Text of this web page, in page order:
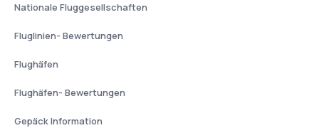
Nationale Fluggesellschaften
Fluglinien- Bewertungen
Flughäfen
Flughäfen- Bewertungen
Gepäck Information